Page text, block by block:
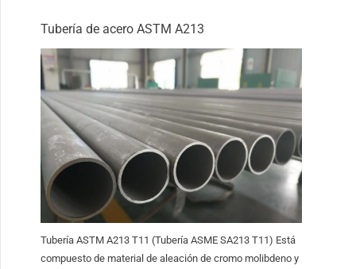
Tubería de acero ASTM A213
Tubería ASTM A213 T11 (Tubería ASME SA213 T11) Está
compuesto de material de aleación de cromo molibdeno y